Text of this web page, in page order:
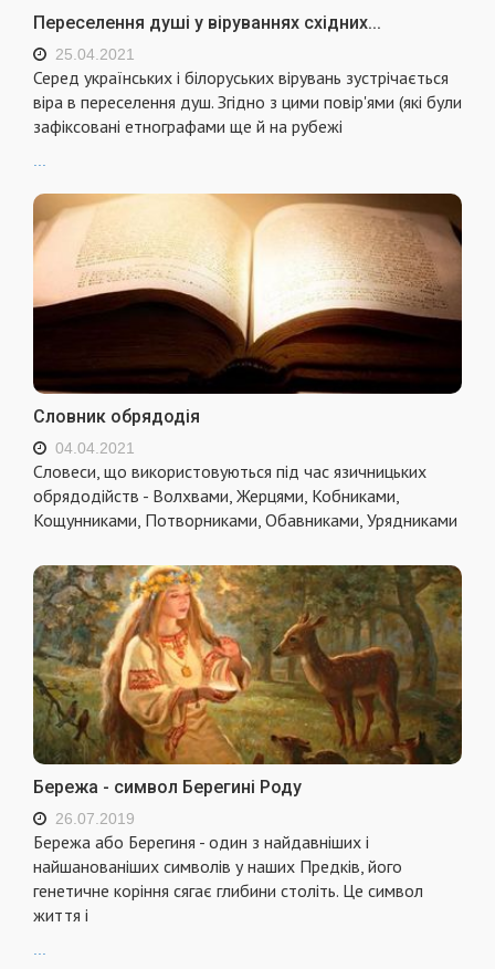
Переселення душі у віруваннях східних...
25.04.2021
Серед українських і білоруських вірувань зустрічається
віра в переселення душ. Згідно з цими повір'ями (які були
зафіксовані етнографами ще й на рубежі
...
Словник обрядодія
04.04.2021
Словеси, що використовуються під час язичницьких
обрядодійств - Волхвами, Жерцями, Кобниками,
Кощунниками, Потворниками, Обавниками, Урядниками
Бережа - символ Берегині Роду
26.07.2019
Бережа або Берегиня - один з найдавніших і
найшанованіших символів у наших Предків, його
генетичне коріння сягає глибини століть. Це символ
життя і